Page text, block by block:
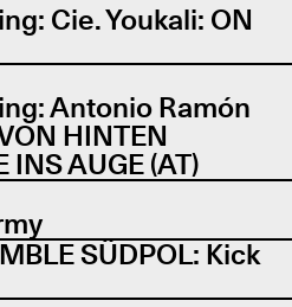
Cie. Youkali: ON
Antonio Ramón
HINTEN
INS AUGE (AT)
SÜDPOL: Kick